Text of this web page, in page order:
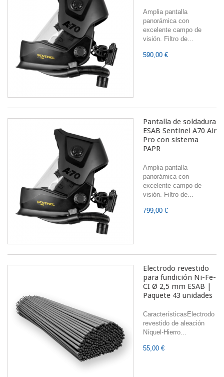
Amplia pantalla
panorámica con
excelente campo de
visión. Filtro de...
590,00 €
Pantalla de soldadura
ESAB Sentinel A70 Air
Pro con sistema
PAPR
Amplia pantalla
panorámica con
excelente campo de
visión. Filtro de...
799,00 €
Electrodo revestido
para fundición Ni-Fe-
CI Ø 2,5 mm ESAB |
Paquete 43 unidades
CaracterísticasElectrodo
revestido de aleación
Níquel-Hierro...
55,00 €